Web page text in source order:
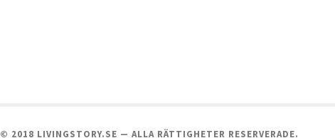
© 2018 LIVINGSTORY.SE — ALLA RÄTTIGHETER RESERVERADE.